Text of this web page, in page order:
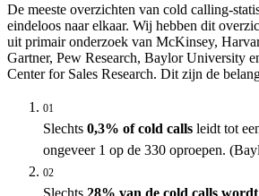
De meeste overzichten van cold calling-
eindeloos naar elkaar. Wij hebben dit
uit primair onderzoek van McKinsey,
Gartner, Pew Research, Baylor University
Center for Sales Research. Dit zijn de
01
Slechts 0,3% of cold calls leidt tot
ongeveer 1 op de 330 oproepen.
02
Slechts 28% van de cold calls